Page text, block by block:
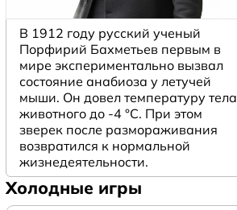
В 1912 году русский ученый
Порфирий Бахметьев первым в
мире экспериментально вызвал
состояние анабиоза у летучей
мыши. Он довел температуру тела
животного до -4 °C. При этом
зверек после размораживания
возвратился к нормальной
жизнедеятельности.
Холодные игры